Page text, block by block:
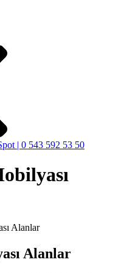
Alanlar
Alanlar